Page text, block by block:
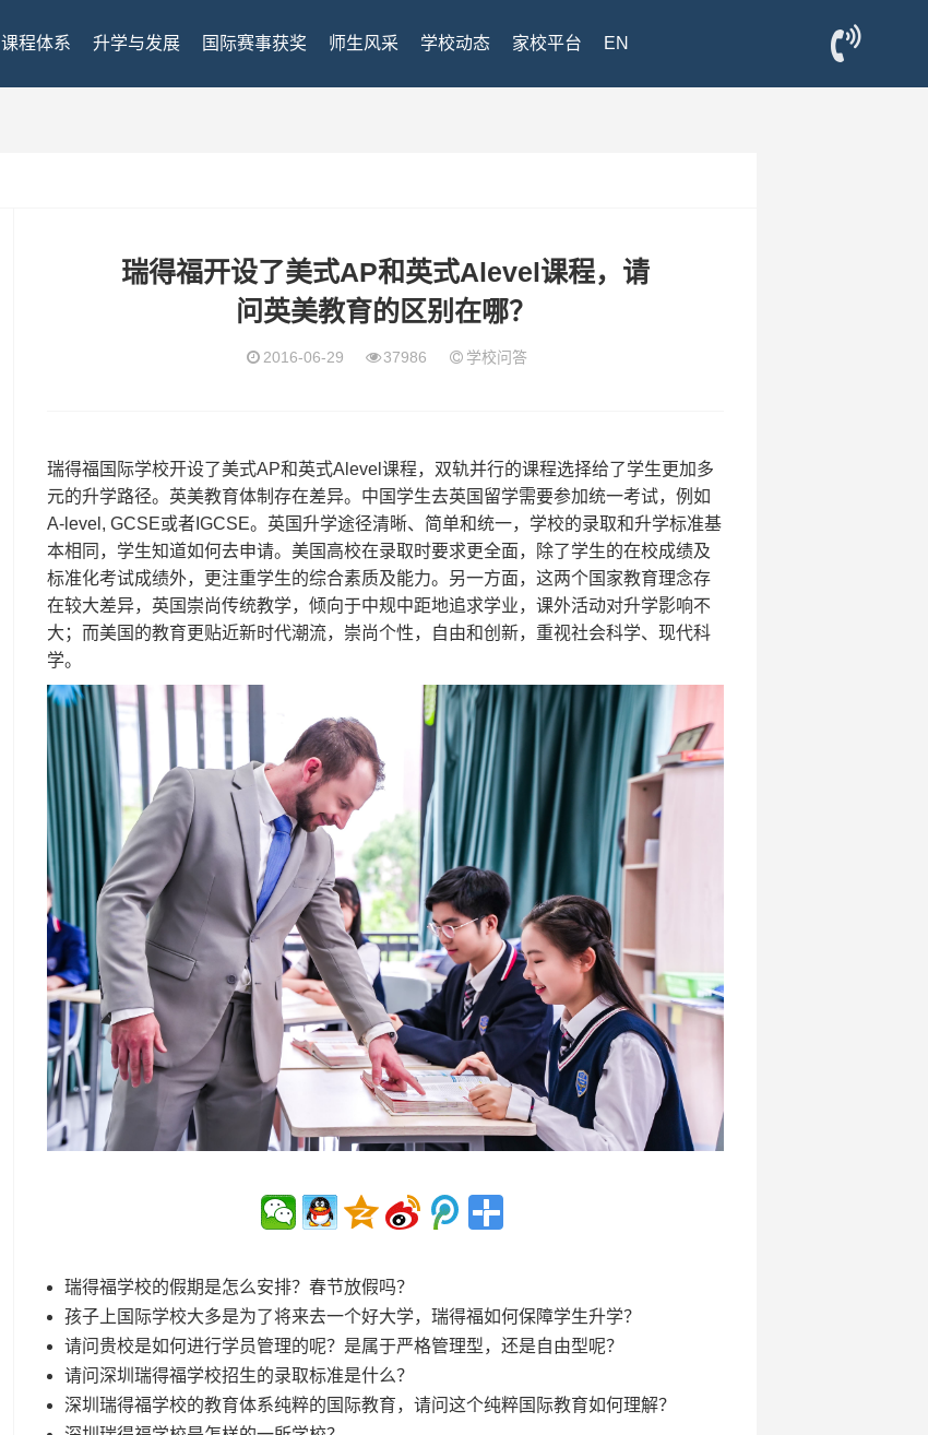
课程体系 升学与发展 国际赛事获奖 师生风采 学校动态 家校平台 EN
瑞得福开设了美式AP和英式Alevel课程，请
问英美教育的区别在哪？
2016-06-29 37986 学校问答
瑞得福国际学校开设了美式AP和英式Alevel课程，双轨并行的课程选择给了学生更加多
元的升学路径。英美教育体制存在差异。中国学生去英国留学需要参加统一考试，例如
A-level, GCSE或者IGCSE。英国升学途径清晰、简单和统一，学校的录取和升学标准基
本相同，学生知道如何去申请。美国高校在录取时要求更全面，除了学生的在校成绩及
标准化考试成绩外，更注重学生的综合素质及能力。另一方面，这两个国家教育理念存
在较大差异，英国崇尚传统教学，倾向于中规中距地追求学业，课外活动对升学影响不
大；而美国的教育更贴近新时代潮流，崇尚个性，自由和创新，重视社会科学、现代科
学。
瑞得福学校的假期是怎么安排？春节放假吗？
孩子上国际学校大多是为了将来去一个好大学，瑞得福如何保障学生升学？
请问贵校是如何进行学员管理的呢？是属于严格管理型，还是自由型呢？
请问深圳瑞得福学校招生的录取标准是什么？
深圳瑞得福学校的教育体系纯粹的国际教育，请问这个纯粹国际教育如何理解？